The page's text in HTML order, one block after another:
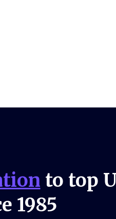
to top
1985